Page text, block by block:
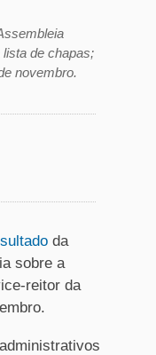
de chapas;
novembro.
da
sobre a
reitor da